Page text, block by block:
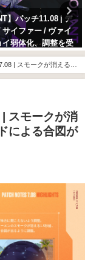
】パッチ11.08 | デ
サイファー / ヴァイ
イ弱体化、調整を受
ルの変更点まとめ
| スモークが消える
スモークが消
による合図が